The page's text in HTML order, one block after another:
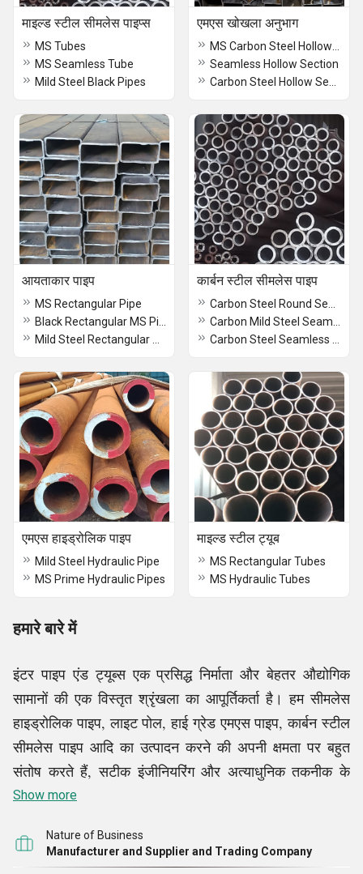
माइल्ड स्टील सीमलेस पाइप्स
MS Tubes
MS Seamless Tube
Mild Steel Black Pipes
एमएस खोखला अनुभाग
Seamless Hollow Section
आयताकार पाइप
MS Rectangular Pipe
कार्बन स्टील सीमलेस पाइप
एमएस हाइड्रोलिक पाइप
Mild Steel Hydraulic Pipe
MS Prime Hydraulic Pipes
माइल्ड स्टील ट्यूब
MS Rectangular Tubes
MS Hydraulic Tubes
हमारे बारे में
इंटर पाइप एंड ट्यूब्स एक प्रसिद्ध निर्माता और बेहतर औद्योगिक
सामानों की एक विस्तृत श्रृंखला का आपूर्तिकर्ता है। हम सीमलेस
हाइड्रोलिक पाइप, लाइट पोल, हाई ग्रेड एमएस पाइप, कार्बन स्टील
सीमलेस पाइप आदि का उत्पादन करने की अपनी क्षमता पर बहुत
संतोष करते हैं, सटीक इंजीनियरिंग और अत्याधुनिक तकनीक के
प्रति हमारा समर्पण हमें यह गारंटी देता है कि हर उत्पाद प्रदर्शन,
करता है। विशेषज्ञों की हमारी प्रतिबद्ध टीम औद्योगिक जरूरतों की
एक विस्तृत श्रृंखला को पूरा करने वाले समाधान बनाने और प्रदान
Show more
Nature of Business
Manufacturer and Supplier and Trading Company